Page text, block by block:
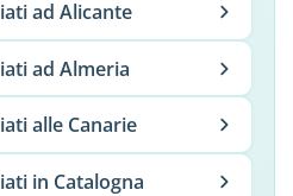
ad Alicante
ad Almeria
alle Canarie
in Catalogna